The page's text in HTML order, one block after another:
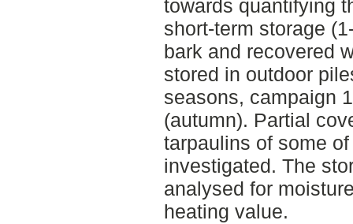
towards quantifying
short-term storage
bark and recovered
stored in outdoor
seasons, campaign
(autumn). Partial
tarpaulins of some
investigated. The
analysed for
heating value.